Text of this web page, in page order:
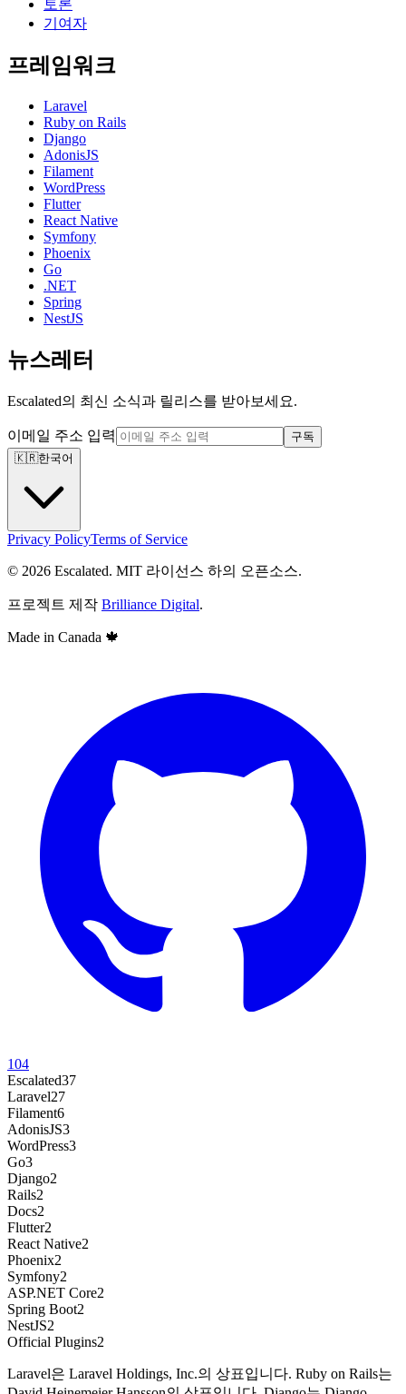
토론
기여자
프레임워크
Laravel
Ruby on Rails
Django
AdonisJS
Filament
WordPress
Flutter
React Native
Symfony
Phoenix
Go
.NET
Spring
NestJS
뉴스레터
Escalated의 최신 소식과 릴리스를 받아보세요.
이메일 주소 입력
구독
🇰🇷한국어
Privacy PolicyTerms of Service
© 2026 Escalated. MIT 라이선스 하의 오픈소스.
프로젝트 제작 Brilliance Digital.
Made in Canada 🍁
104
Escalated37
Laravel27
Filament6
AdonisJS3
WordPress3
Go3
Django2
Rails2
Docs2
Flutter2
React Native2
Phoenix2
Symfony2
ASP.NET Core2
Spring Boot2
NestJS2
Official Plugins2
Laravel은 Laravel Holdings, Inc.의 상표입니다. Ruby on Rails는